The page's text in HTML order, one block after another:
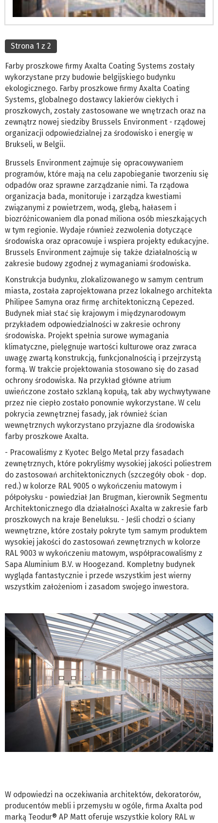
Strona 1 z 2
Farby proszkowe firmy Axalta Coating Systems zostały
wykorzystane przy budowie belgijskiego budynku
ekologicznego. Farby proszkowe firmy Axalta Coating
Systems, globalnego dostawcy lakierów ciekłych i
proszkowych, zostały zastosowane we wnętrzach oraz na
zewnątrz nowej siedziby Brussels Environment - rządowej
organizacji odpowiedzialnej za środowisko i energię w
Brukseli, w Belgii.
Brussels Environment zajmuje się opracowywaniem
programów, które mają na celu zapobieganie tworzeniu się
odpadów oraz sprawne zarządzanie nimi. Ta rządowa
organizacja bada, monitoruje i zarządza kwestiami
związanymi z powietrzem, wodą, glebą, hałasem i
biozróżnicowaniem dla ponad miliona osób mieszkających
w tym regionie. Wydaje również zezwolenia dotyczące
środowiska oraz opracowuje i wspiera projekty edukacyjne.
Brussels Environment zajmuje się także działalnością w
zakresie budowy zgodnej z wymaganiami środowiska.
Konstrukcja budynku, zlokalizowanego w samym centrum
miasta, została zaprojektowana przez lokalnego architekta
Philipee Samyna oraz firmę architektoniczną Cepezed.
Budynek miał stać się krajowym i międzynarodowym
przykładem odpowiedzialności w zakresie ochrony
środowiska. Projekt spełnia surowe wymagania
klimatyczne, pielęgnuje wartości kulturowe oraz zwraca
uwagę zwartą konstrukcją, funkcjonalnością i przejrzystą
formą. W trakcie projektowania stosowano się do zasad
ochrony środowiska. Na przykład główne atrium
uwieńczone zostało szklaną kopułą, tak aby wychwytywane
przez nie ciepło zostało ponownie wykorzystane. W celu
pokrycia zewnętrznej fasady, jak również ścian
wewnętrznych wykorzystano przyjazne dla środowiska
farby proszkowe Axalta.
- Pracowaliśmy z Kyotec Belgo Metal przy fasadach
zewnętrznych, które pokryliśmy wysokiej jakości poliestrem
do zastosowań architektonicznych (szczegóły obok - dop.
red.) w kolorze RAL 9005 o wykończeniu matowym i
półpołysku - powiedział Jan Brugman, kierownik Segmentu
Architektonicznego dla działalności Axalta w zakresie farb
proszkowych na kraje Beneluksu. - Jeśli chodzi o ściany
wewnętrzne, które zostały pokryte tym samym produktem
wysokiej jakości do zastosowań zewnętrznych w kolorze
RAL 9003 w wykończeniu matowym, współpracowaliśmy z
Sapa Aluminium B.V. w Hoogezand. Kompletny budynek
wygląda fantastycznie i przede wszystkim jest wierny
wszystkim założeniom i zasadom swojego inwestora.
W odpowiedzi na oczekiwania architektów, dekoratorów,
producentów mebli i przemysłu w ogóle, firma Axalta pod
marką Teodur® AP Matt oferuje wszystkie kolory RAL w